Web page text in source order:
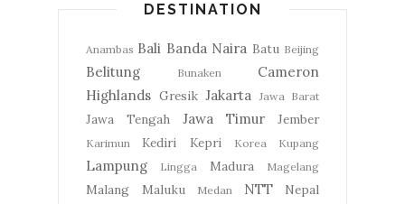
DESTINATION
Anambas Bali Banda Naira Batu Beijing
Belitung Bunaken
Cameron
Highlands Gresik Jakarta Jawa Barat
Jawa Tengah Jawa Timur Jember
Karimun Kediri Kepri Korea Kupang
Lampung Lingga Madura Magelang
Malang Maluku Medan NTT
Nepal